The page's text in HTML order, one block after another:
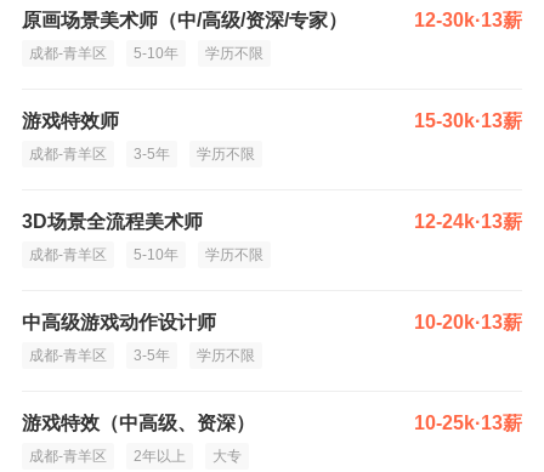
原画场景美术师（中/高级/资深/专家） 12-30k·13薪
成都-青羊区 5-10年 学历不限
游戏特效师 15-30k·13薪
成都-青羊区 3-5年 学历不限
3D场景全流程美术师 12-24k·13薪
成都-青羊区 5-10年 学历不限
中高级游戏动作设计师 10-20k·13薪
成都-青羊区 3-5年 学历不限
游戏特效（中高级、资深） 10-25k·13薪
成都-青羊区 2年以上 大专